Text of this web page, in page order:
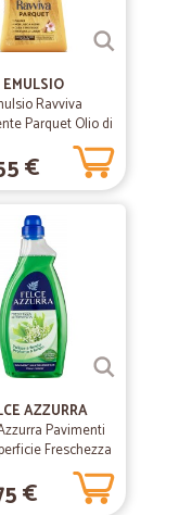
EMULSIO
Ravviva
Parquet Olio di
e Legno di
750 ml
€
AZZURRA
Pavimenti
Freschezza
Primavera 1 Lt.
€